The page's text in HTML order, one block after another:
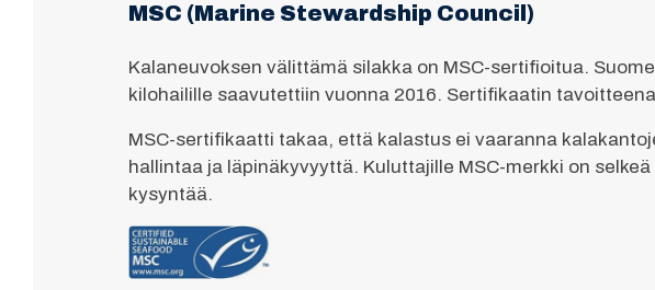
MSC (Marine Stewardship Council)
Kalaneuvoksen välittämä silakka on MSC-sertifioitua.
kilohailille saavutettiin vuonna 2016. Sertifikaatin
MSC-sertifikaatti takaa, että kalastus ei vaaranna
hallintaa ja läpinäkyvyyttä. Kuluttajille MSC-merkki on
kysyntää.